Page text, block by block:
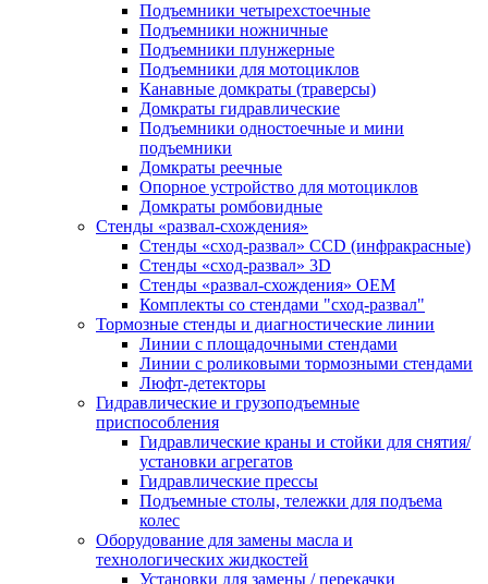
Подъемники четырехстоечные
Подъемники ножничные
Подъемники плунжерные
Подъемники для мотоциклов
Канавные домкраты (траверсы)
Домкраты гидравлические
Подъемники одностоечные и мини
подъемники
Домкраты реечные
Опорное устройство для мотоциклов
Домкраты ромбовидные
Стенды «развал-схождения»
Стенды «сход-развал» CCD (инфракрасные)
Стенды «сход-развал» 3D
Стенды «развал-схождения» ОЕМ
Комплекты со стендами "сход-развал"
Тормозные стенды и диагностические линии
Линии с площадочными стендами
Линии с роликовыми тормозными стендами
Люфт-детекторы
Гидравлические и грузоподъемные
приспособления
Гидравлические краны и стойки для снятия/
установки агрегатов
Гидравлические прессы
Подъемные столы, тележки для подъема
колес
Оборудование для замены масла и
технологических жидкостей
Установки для замены / перекачки